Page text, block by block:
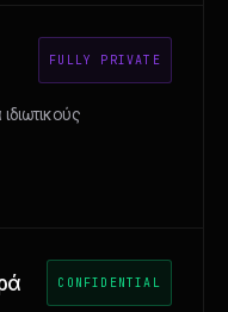
FULLY PRIVATE
CONFIDENTIAL